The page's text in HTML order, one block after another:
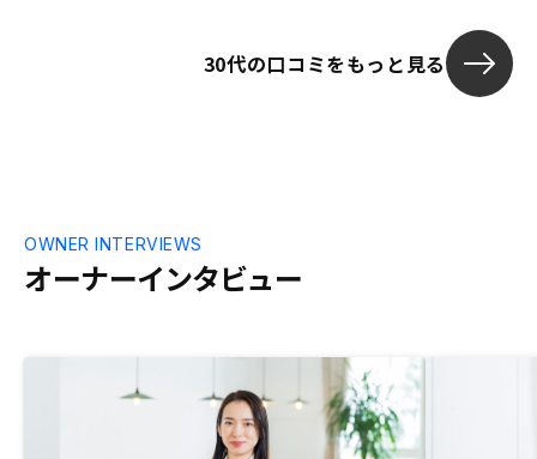
らえて理系の私も納得できましたし、希望
シュフロー条件を満たすのに必要な頭金の
額や管理プランを自分で調べられて、とて
も満足しています。また好条件の物件があ
も資産の一部なので、欲を言えば資産とし
て一元管理できると良いと思います。少な
くとも、使用している銀行の口座残高だけ
でも参照できるようにしてもらえると嬉し
30代の口コミをもっと見る
オーナーインタビュー
OWNER INTERVIEWS